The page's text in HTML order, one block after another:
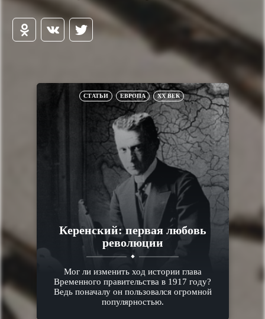
СТАТЬИ ЕВРОПА XX ВЕК
Керенский: первая любовь
революции
Мог ли изменить ход истории глава
Временного правительства в 1917 году?
Ведь поначалу он пользовался огромной
популярностью.